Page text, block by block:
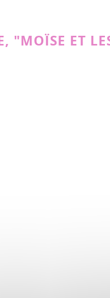
"MOÏSE ET